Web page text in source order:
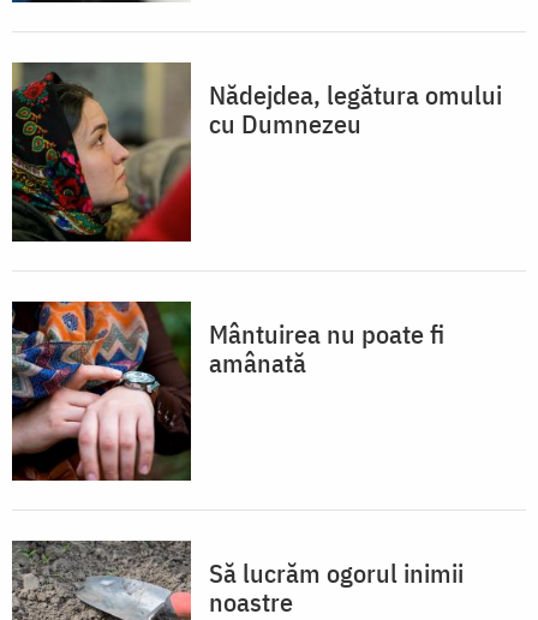
Nădejdea, legătura omului
cu Dumnezeu
Mântuirea nu poate fi
amânată
Să lucrăm ogorul inimii
noastre